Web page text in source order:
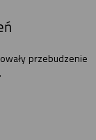
przebudzenie